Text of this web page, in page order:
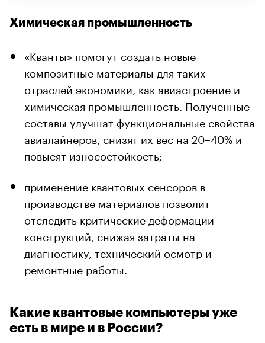
Химическая промышленность
«Кванты» помогут создать новые
композитные материалы для таких
отраслей экономики, как авиастроение и
химическая промышленность. Полученные
составы улучшат функциональные свойства
авиалайнеров, снизят их вес на 20–40% и
повысят износостойкость;
применение квантовых сенсоров в
производстве материалов позволит
отследить критические деформации
конструкций, снижая затраты на
диагностику, технический осмотр и
ремонтные работы.
Какие квантовые компьютеры уже
есть в мире и в России?